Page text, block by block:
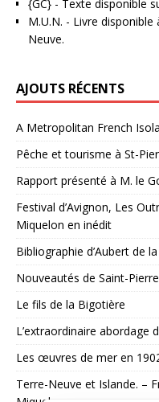
{GC} - Texte disponible
M.U.N. - Livre
Neuve.
AJOUTS RÉCENTS
A Metropolitan French
Pêche et tourisme à St-
Rapport présenté à M. le
Festival d’Avignon, Les
Miquelon en inédit
Bibliographie d’Aubert de
Nouveautés de Saint-
Le fils de la Bigotière
L’extraordinaire abordage
Les œuvres de mer en
Terre-Neuve et Islande. –